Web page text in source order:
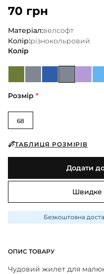
70 грн
Матеріал:велсофт
Колір:різнокольровий
Колір
Розмір *
68
ТАБЛИЦЯ РОЗМІРІВ
Додати
Швидке
Безкоштовна
ОПИС ТОВАРУ
Чудовий жилет для
АКСЕСУАРИ
БІЛИЗНА ПІЖАМИ
БОДІ ПІСОЧНИКИ
ЖИЛЕТИ
КОЛГОТКИ
КОСТЮМИ
КУРТКИ
ПЕЛЮШКА-КОКОН
З ШАПОЧКОЮ
ПЕРЧАТКИ
БІЛИЗНА
БОМБЕРИ КУРТКИ
ВЕЛОСИПЕДКИ
КОЛГОТКИ
ШКАРПЕТКИ
КОСТЮМИ
КОМПЛЕКТИ
ЛОНГСЛІВИ
БЛУЗИ
ТЕРМОБІЛИЗНА
РОЗПРОДАЖ
БІЛИЗНА
ГОЛЬФИ
КОМПЛЕКТИ
КУРТКИ
БОМБЕРИ
ШАПКИ
ШТАНИ ДЖОГЕРИ
БІЛИЗНА
ПІЖАМИ
КОМПЛЕКТИ
ФУТБОЛКИ
СЛІДИ